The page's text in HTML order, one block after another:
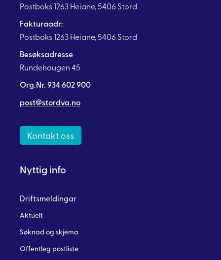
Postboks 1263 Heiane, 5406 Stord
Fakturaadr:
Postboks 1263 Heiane, 5406 Stord
Besøksadresse
Rundehaugen 45
Org.Nr. 934 602 900
post@stordva.no
Kontakt oss
Nyttig info
Driftsmeldingar
Aktuelt
Søknad og skjema
Offentleg postliste